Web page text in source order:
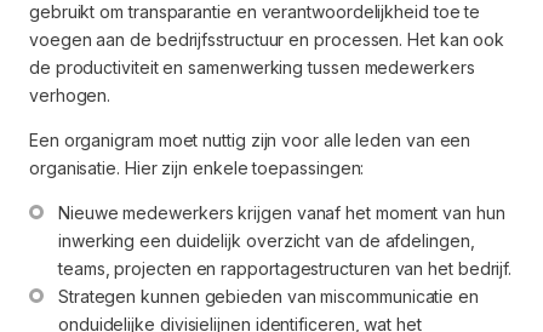
gebruikt om transparantie en verantwoordelijkheid toe te
voegen aan de bedrijfsstructuur en processen. Het kan ook
de productiviteit en samenwerking tussen medewerkers
verhogen.
Een organigram moet nuttig zijn voor alle leden van een
organisatie. Hier zijn enkele toepassingen:
Nieuwe medewerkers krijgen vanaf het moment van hun
inwerking een duidelijk overzicht van de afdelingen,
teams, projecten en rapportagestructuren van het bedrijf.
Strategen kunnen gebieden van miscommunicatie en
onduidelijke divisielijnen identificeren, wat het